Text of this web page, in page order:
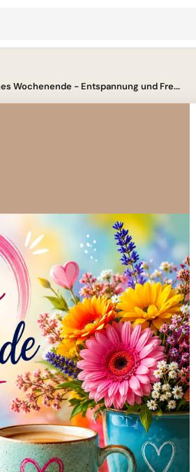
Wochenende - Entspannung und Fre...